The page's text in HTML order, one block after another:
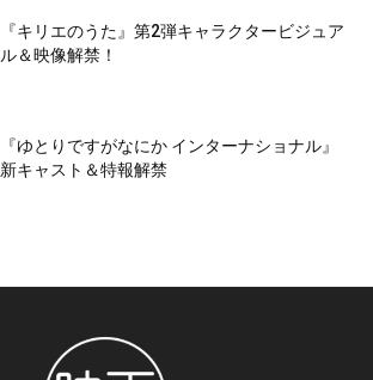
『キリエのうた』第2弾キャラクタービジュア
ル＆映像解禁！
『ゆとりですがなにか インターナショナル』
新キャスト＆特報解禁